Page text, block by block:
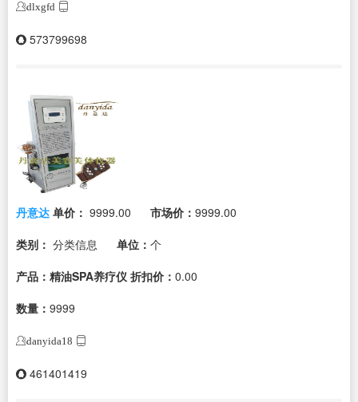
dlxgfd
573799698
丹意达 单价： 9999.00 市场价： 9999.00
类别： 分类信息 单位： 个
产品：精油SPA养疗仪 折扣价： 0.00
数量： 9999
danyida18
461401419